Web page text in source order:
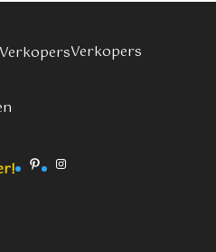
Verkopers
PinterestInstagram